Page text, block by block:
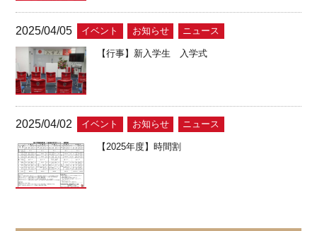
2025/04/05 イベント お知らせ ニュース
【行事】新入学生 入学式
2025/04/02 イベント お知らせ ニュース
【2025年度】時間割